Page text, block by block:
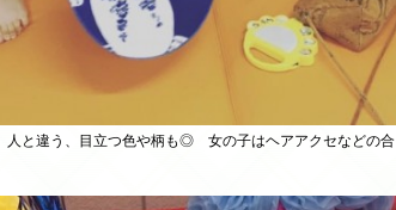
人と違う、目立つ色や柄も◎ 女の子はヘアアクセなどの合